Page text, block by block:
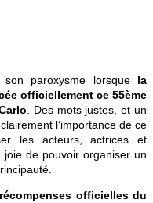
paroxysme lorsque la
officiellement ce 55ème
. Des mots justes, et un
l’importance de ce
les acteurs, actrices et
de pouvoir organiser un
récompenses officielles du